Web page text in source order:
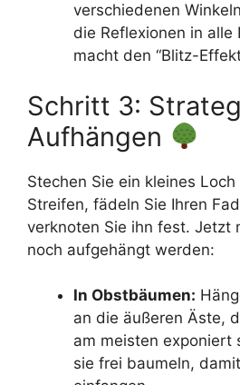
verschiedenen
die Reflexionen in alle
macht den “Blitz-
Schritt 3:
Aufhängen
Stechen Sie ein kleines
Streifen, fädeln Sie Ihren
verknoten Sie ihn fest. Jetzt
noch aufgehängt werden:
In Obstbäumen:
an die äußeren Äste,
am meisten exponiert
sie frei baumeln,